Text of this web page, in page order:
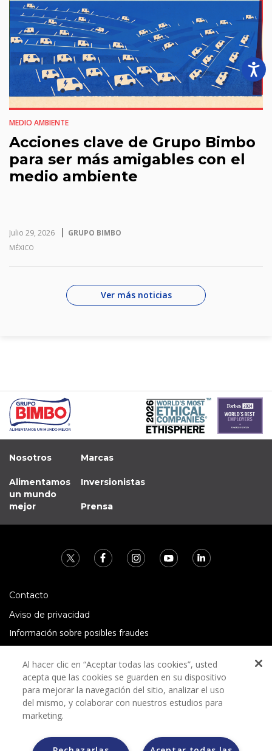
MEDIO AMBIENTE
Acciones clave de Grupo Bimbo
para ser más amigables con el
medio ambiente
Julio 29, 2026 GRUPO BIMBO
MÉXICO
Ver más noticias
Nosotros
Alimentamos
un mundo
mejor
Marcas
Inversionistas
Prensa
Contacto
Aviso de privacidad
Información sobre posibles fraudes
Términos y condiciones
Al hacer clic en “Aceptar todas las cookies”, usted
acepta que las cookies se guarden en su dispositivo
para mejorar la navegación del sitio, analizar el uso
del mismo, y colaborar con nuestros estudios para
marketing.